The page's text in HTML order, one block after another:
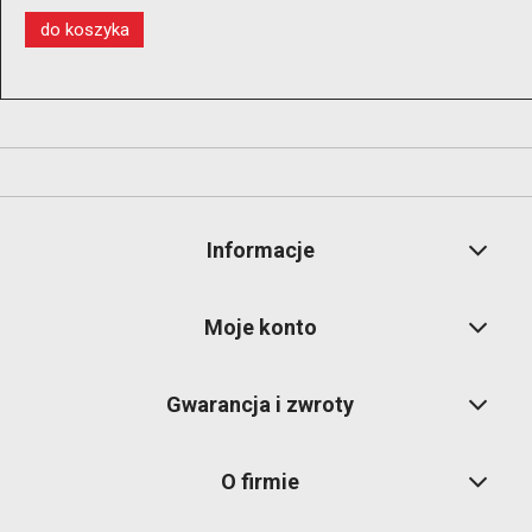
Informacje
Moje konto
Gwarancja i zwroty
O firmie